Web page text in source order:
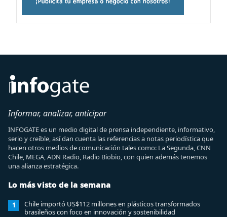
Informar, analizar, anticipar
INFOGATE es un medio digital de prensa independiente, informativo,
serio y creíble, así dan cuenta las referencias a notas periodística que
hacen otros medios de comunicación tales como: La Segunda, CNN
Chile, MEGA, ADN Radio, Radio Biobio, con quien además tenemos
una alianza estratégica.
Lo más visto de la semana
1
Chile importó US$112 millones en plásticos transformados
brasileños con foco en innovación y sostenibilidad